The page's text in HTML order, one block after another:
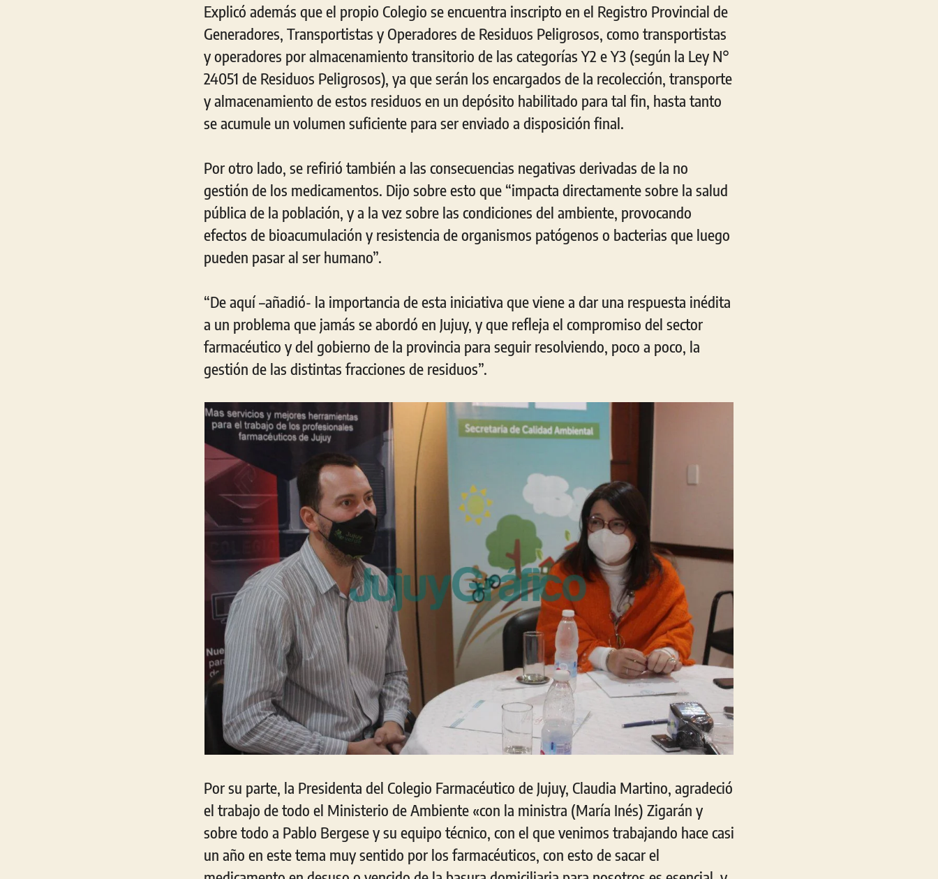
Explicó además que el propio Colegio se encuentra inscripto en el Registro Provincial de
Generadores, Transportistas y Operadores de Residuos Peligrosos, como transportistas
y operadores por almacenamiento transitorio de las categorías Y2 e Y3 (según la Ley N°
24051 de Residuos Peligrosos), ya que serán los encargados de la recolección, transporte
y almacenamiento de estos residuos en un depósito habilitado para tal fin, hasta tanto
se acumule un volumen suficiente para ser enviado a disposición final.
Por otro lado, se refirió también a las consecuencias negativas derivadas de la no
gestión de los medicamentos. Dijo sobre esto que “impacta directamente sobre la salud
pública de la población, y a la vez sobre las condiciones del ambiente, provocando
efectos de bioacumulación y resistencia de organismos patógenos o bacterias que luego
pueden pasar al ser humano”.
“De aquí –añadió- la importancia de esta iniciativa que viene a dar una respuesta inédita
a un problema que jamás se abordó en Jujuy, y que refleja el compromiso del sector
farmacéutico y del gobierno de la provincia para seguir resolviendo, poco a poco, la
gestión de las distintas fracciones de residuos”.
Por su parte, la Presidenta del Colegio Farmacéutico de Jujuy, Claudia Martino, agradeció
el trabajo de todo el Ministerio de Ambiente «con la ministra (María Inés) Zigarán y
sobre todo a Pablo Bergese y su equipo técnico, con el que venimos trabajando hace casi
un año en este tema muy sentido por los farmacéuticos, con esto de sacar el